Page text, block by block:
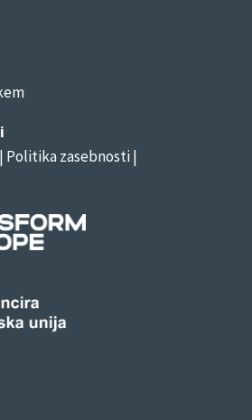
| Politika zasebnosti |